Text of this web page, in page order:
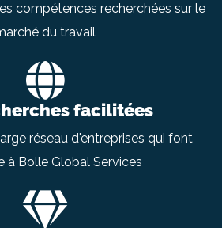
compétences recherchées sur le
du travail
facilitées
réseau d'entreprises qui font
à Bolle Global Services